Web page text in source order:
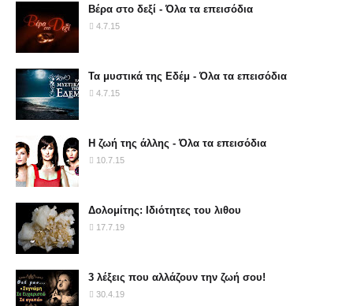
Βέρα στο δεξί - Όλα τα επεισόδια
4.7.15
Τα μυστικά της Εδέμ - Όλα τα επεισόδια
4.7.15
Η ζωή της άλλης - Όλα τα επεισόδια
10.7.15
Δολομίτης: Ιδιότητες του λιθου
17.7.19
3 λέξεις που αλλάζουν την ζωή σου!
30.4.19